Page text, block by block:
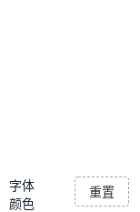
字体
颜色
重置